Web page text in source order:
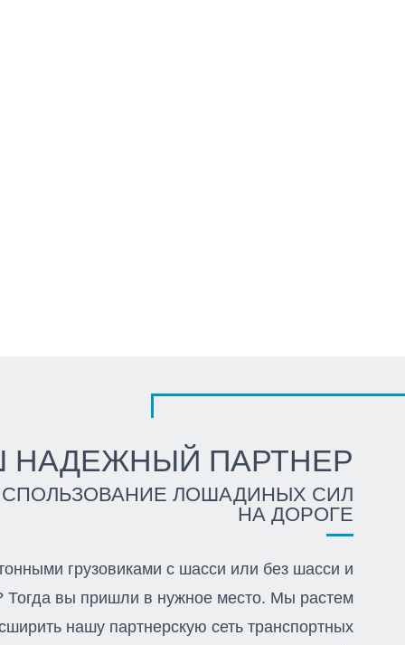
НАДЕЖНЫЙ ПАРТНЕР
ЛОШАДИНЫХ СИЛ
НА ДОРОГЕ
грузовиками с шасси или без шасси и
Тогда вы пришли в нужное место. Мы растем
нашу партнерскую сеть транспортных